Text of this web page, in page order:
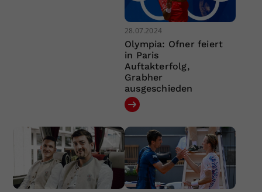
28.07.2024
Olympia: Ofner feiert
in Paris
Auftakterfolg,
Grabher
ausgeschieden